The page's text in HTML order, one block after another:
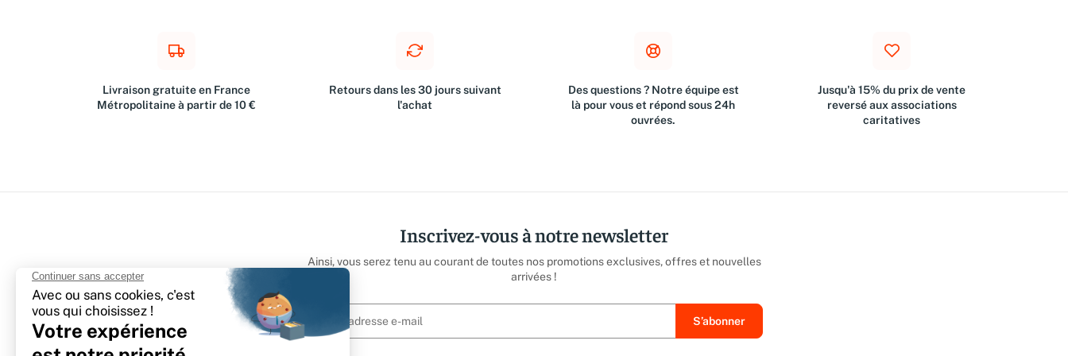
Livraison gratuite en France
Métropolitaine à partir de 10 €
Retours dans les 30 jours suivant
l'achat
Des questions ? Notre équipe est
là pour vous et répond sous 24h
ouvrées.
Jusqu'à 15% du prix de vente
reversé aux associations
caritatives
Inscrivez-vous à notre newsletter
Ainsi, vous serez tenu au courant de toutes nos promotions exclusives, offres et nouvelles
arrivées !